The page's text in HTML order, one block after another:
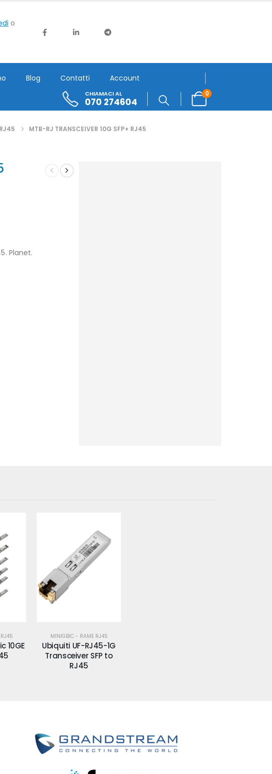
o
Blog Contatti Account
CHIAMACI AL
070 274604
0
MTB-RJ TRANSCEIVER 10G SFP+ RJ45
Planet.
10GE
MINIGBIC - RAME RJ45
Ubiquiti UF-RJ45-1G
Transceiver SFP to
RJ45